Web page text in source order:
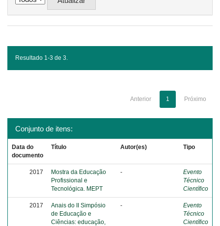
Resultado 1-3 de 3.
Anterior 1 Próximo
Conjunto de itens:
Data do
documento
Título Autor(es) Tipo
2017
Mostra da Educação
Profissional e
Tecnológica. MEPT
-
Evento
Técnico
Científico
2017
Anais do II Simpósio
de Educação e
Ciências: educação,
-
Evento
Técnico
Científico